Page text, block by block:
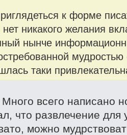
к форме
никакого желания
нынче
таки
Много всего написано
что развлечение
можно